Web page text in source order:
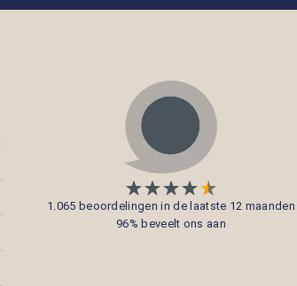
1.065 beoordelingen in de laatste 12 maanden
96% beveelt ons aan